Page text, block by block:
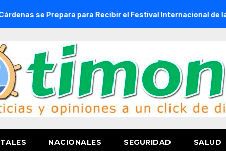
para Recibir el Festival Internacional de la Cerveza
NACIONALES SEGURIDAD SALUD